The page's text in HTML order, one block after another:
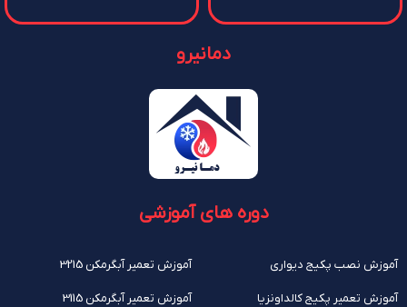
دمانیرو
دوره های آموزشی
آموزش نصب پکیج دیواری
آموزش تعمیر پکیج کالداونزیا
آموزش تعمیر آبگرمکن 3215
آموزش تعمیر آبگرمکن 3115